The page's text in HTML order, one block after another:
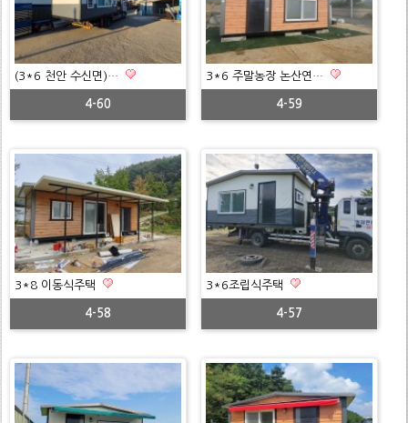
(3*6 천안 수신면)…
4-60
3*6 주말농장 논산연…
4-59
3*8 이동식주택
4-58
3*6조립식주택
4-57